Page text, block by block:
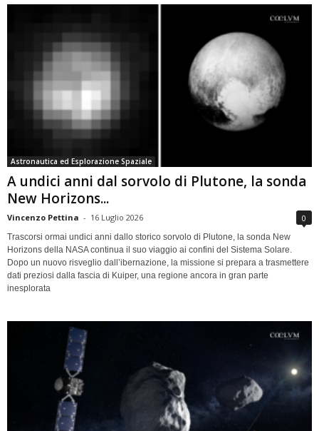
Astronautica ed Esplorazione Spaziale
A undici anni dal sorvolo di Plutone, la sonda
New Horizons...
Vincenzo Pettina - 16 Luglio 2026 0
Trascorsi ormai undici anni dallo storico sorvolo di Plutone, la sonda New
Horizons della NASA continua il suo viaggio ai confini del Sistema Solare.
Dopo un nuovo risveglio dall’ibernazione, la missione si prepara a trasmettere
dati preziosi dalla fascia di Kuiper, una regione ancora in gran parte
inesplorata